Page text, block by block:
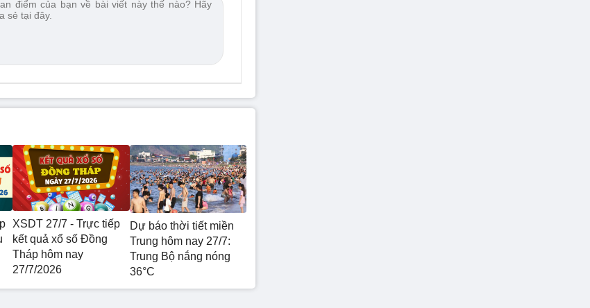
XSDT 27/7 - Trực tiếp
kết quả xổ số Đồng
Tháp hôm nay
27/7/2026
Dự báo thời tiết miền
Trung hôm nay 27/7:
Trung Bộ nắng nóng
36°C